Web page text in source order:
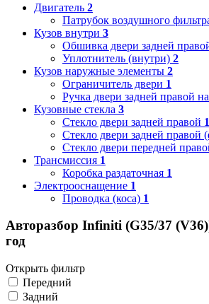
Двигатель 2
Патрубок воздушного
Кузов внутри 3
Обшивка двери задней
Уплотнитель (внутри) 2
Кузов наружные элементы 2
Ограничитель двери 1
Ручка двери задней правой
Кузовные стекла 3
Стекло двери задней правой 1
Стекло двери задней правой
Стекло двери передней
Трансмиссия 1
Коробка раздаточная 1
Электрооснащение 1
Проводка (коса) 1
Авторазбор Infiniti (G35/37
год
Открыть фильтр
Передний
Задний